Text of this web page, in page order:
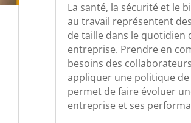
La santé, la sécurité et le
au travail représentent
de taille dans le quotidien
entreprise. Prendre en
besoins des
appliquer une politique
permet de faire évoluer
entreprise et ses